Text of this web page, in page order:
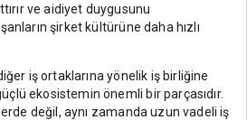
ve aidiyet duygusunu
şirket kültürüne daha hızlı
iş ortaklarına yönelik iş birliğine
ekosistemin önemli bir parçasıdır.
değil, aynı zamanda uzun vadeli iş